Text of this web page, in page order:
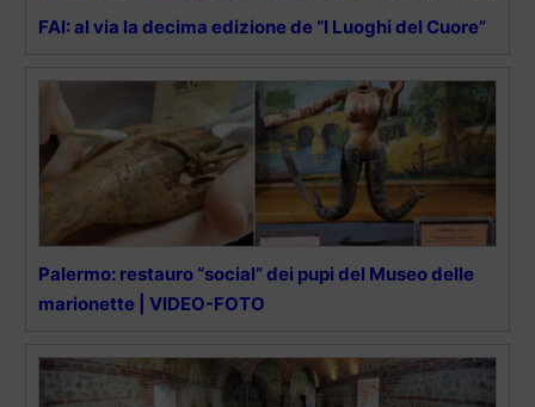
FAI: al via la decima edizione de “I Luoghi del Cuore”
Palermo: restauro “social” dei pupi del Museo delle
marionette | VIDEO-FOTO